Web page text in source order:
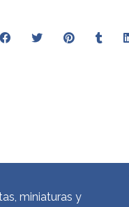
miniaturas y